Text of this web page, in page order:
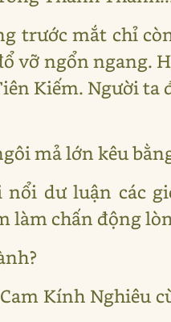
trước mắt chỉ
vỡ ngổn ngang.
Kiếm. Người
mả lớn kêu
dư luận các
làm chấn động
Kính Nghiêu